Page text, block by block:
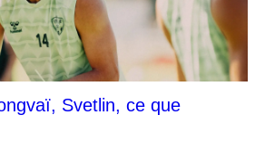
Svetlin, ce que